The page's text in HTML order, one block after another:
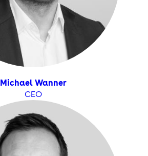
Michael Wanner
CEO